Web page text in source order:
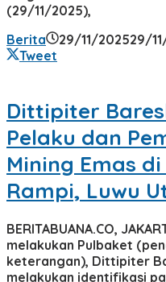
(29/11/2025),
Berita
29/11/202529/
Tweet
Dittipiter
Pelaku dan
Mining Emas
Rampi, Luwu
BERITABUANA.CO,
melakukan Pulbaket
keterangan), Dittipiter
melakukan identifikasi